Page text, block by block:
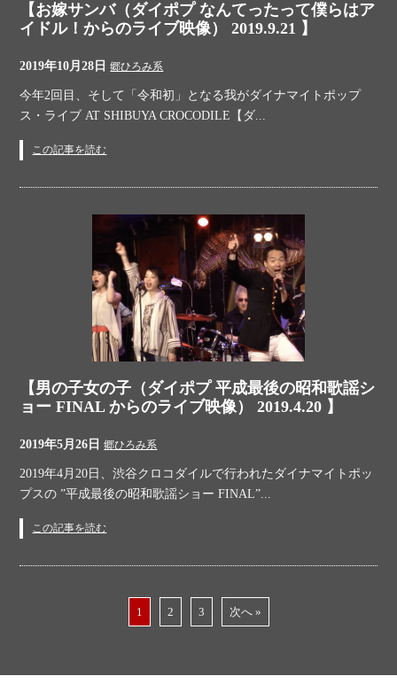
【お嫁サンバ（ダイポプ なんてったって僕らはア
イドル！からのライブ映像） 2019.9.21 】
2019年10月28日 郷ひろみ系
今年2回目、そして「令和初」となる我がダイナマイトポップ
ス・ライブ AT SHIBUYA CROCODILE【ダ...
この記事を読む
【男の子女の子（ダイポプ 平成最後の昭和歌謡シ
ョー FINAL からのライブ映像） 2019.4.20 】
2019年5月26日 郷ひろみ系
2019年4月20日、渋谷クロコダイルで行われたダイナマイトポッ
プスの ”平成最後の昭和歌謡ショー FINAL”...
この記事を読む
1 2 3 次へ »